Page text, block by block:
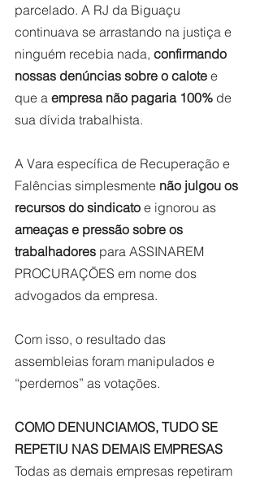
parcelado. A RJ da Biguaçu
continuava se arrastando na justiça e
ninguém recebia nada, confirmando
nossas denúncias sobre o calote e
que a empresa não pagaria 100% de
sua dívida trabalhista.
A Vara específica de Recuperação e
Falências simplesmente não julgou os
recursos do sindicato e ignorou as
ameaças e pressão sobre os
trabalhadores para ASSINAREM
PROCURAÇÕES em nome dos
advogados da empresa.
Com isso, o resultado das
assembleias foram manipulados e
“perdemos” as votações.
COMO DENUNCIAMOS, TUDO SE
REPETIU NAS DEMAIS EMPRESAS
Todas as demais empresas repetiram